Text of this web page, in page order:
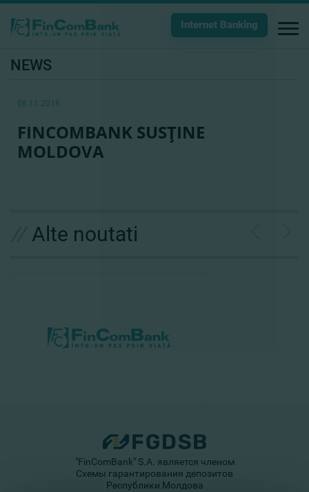
Internet Banking
NEWS
08.11.2016
FINCOMBANK SUSŢINE
MOLDOVA
Alte noutati
"FinComBank" S.A. является членом
Схемы гарантирования депозитов
Республики Молдова